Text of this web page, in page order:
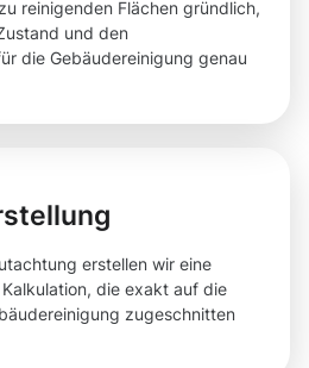
reinigenden Flächen gründlich,
und den
die Gebäudereinigung genau
erstellen wir eine
die exakt auf die
zugeschnitten